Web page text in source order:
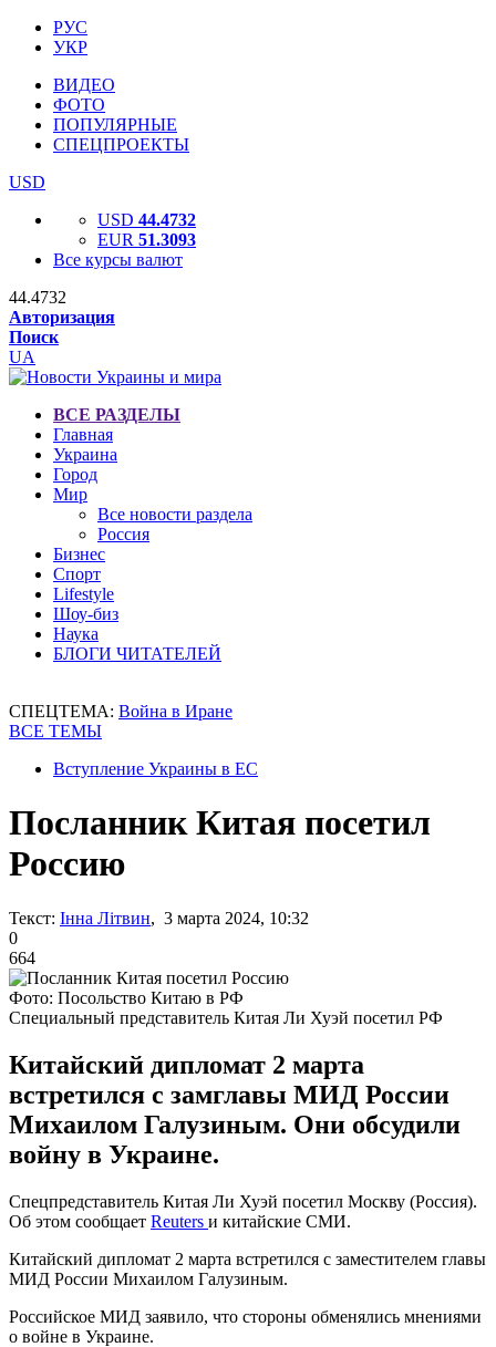
РУС
УКР
ВИДЕО
ФОТО
ПОПУЛЯРНЫЕ
СПЕЦПРОЕКТЫ
USD
USD 44.4732
EUR 51.3093
Все курсы валют
44.4732
Авторизация
Поиск
UA
ВСЕ РАЗДЕЛЫ
Главная
Украина
Город
Мир
Все новости раздела
Россия
Бизнес
Спорт
Lifestyle
Шоу-биз
Наука
БЛОГИ ЧИТАТЕЛЕЙ
СПЕЦТЕМА: Война в Иране
ВСЕ ТЕМЫ
Вступление Украины в ЕС
Посланник Китая посетил
Россию
Текст: Інна Літвин, 3 марта 2024, 10:32
0
664
Фото: Посольство Китаю в РФ
Специальный представитель Китая Ли Хуэй посетил РФ
Китайский дипломат 2 марта
встретился с замглавы МИД России
Михаилом Галузиным. Они обсудили
войну в Украине.
Спецпредставитель Китая Ли Хуэй посетил Москву (Россия).
Об этом сообщает Reuters и китайские СМИ.
Китайский дипломат 2 марта встретился с заместителем главы
МИД России Михаилом Галузиным.
Российское МИД заявило, что стороны обменялись мнениями
о войне в Украине.